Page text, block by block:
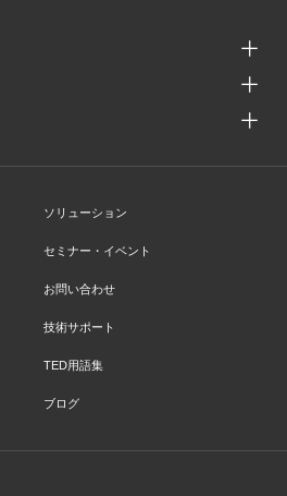
ソリューション
セミナー・イベント
お問い合わせ
技術サポート
TED用語集
ブログ